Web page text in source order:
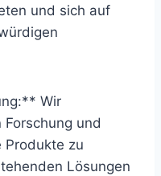
und sich auf
Wir
und
Produkte zu
Lösungen